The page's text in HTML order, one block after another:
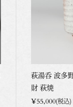
萩湯呑 波多
財 萩焼
¥55,000(税込)